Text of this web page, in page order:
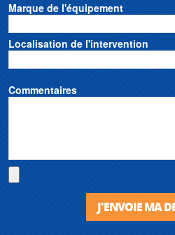
Marque de l'équipement
Localisation de l'intervention
Commentaires
J'ENVOIE MA